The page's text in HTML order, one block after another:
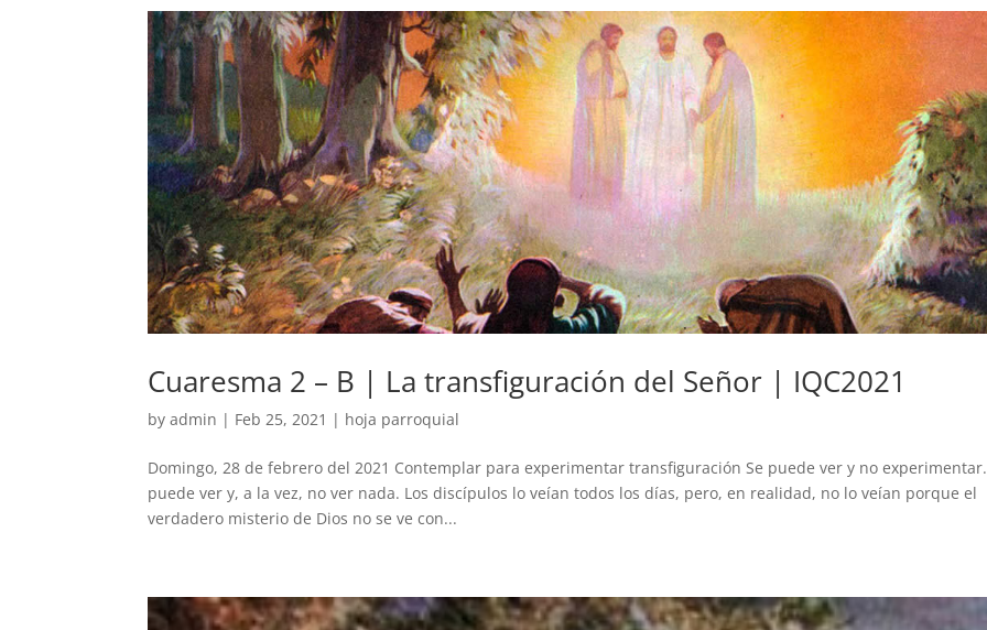
Cuaresma 2 – B | La transfiguración del Señor | IQC2021
byadmin | Feb 25, 2021 | hoja parroquial
Domingo, 28 de febrero del 2021 Contemplar para experimentar transfiguración Se puede ver y no
puede ver y, a la vez, no ver nada. Los discípulos lo veían todos los días, pero, en realidad, no lo veían porque el
verdadero misterio de Dios no se ve con...